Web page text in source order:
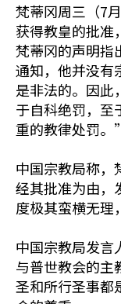
梵蒂冈周三（7
获得教皇的批准
梵蒂冈的声明
通知，他并没有
是非法的。因此
于自科绝罚，至
重的教律处罚。”
中国宗教局称，
经其批准为由，
度极其蛮横无理
中国宗教局发言
与普世教会的主
圣和所行圣事都